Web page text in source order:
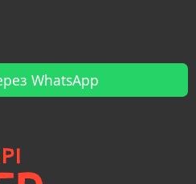
WhatsApp